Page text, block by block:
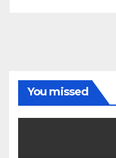
You missed